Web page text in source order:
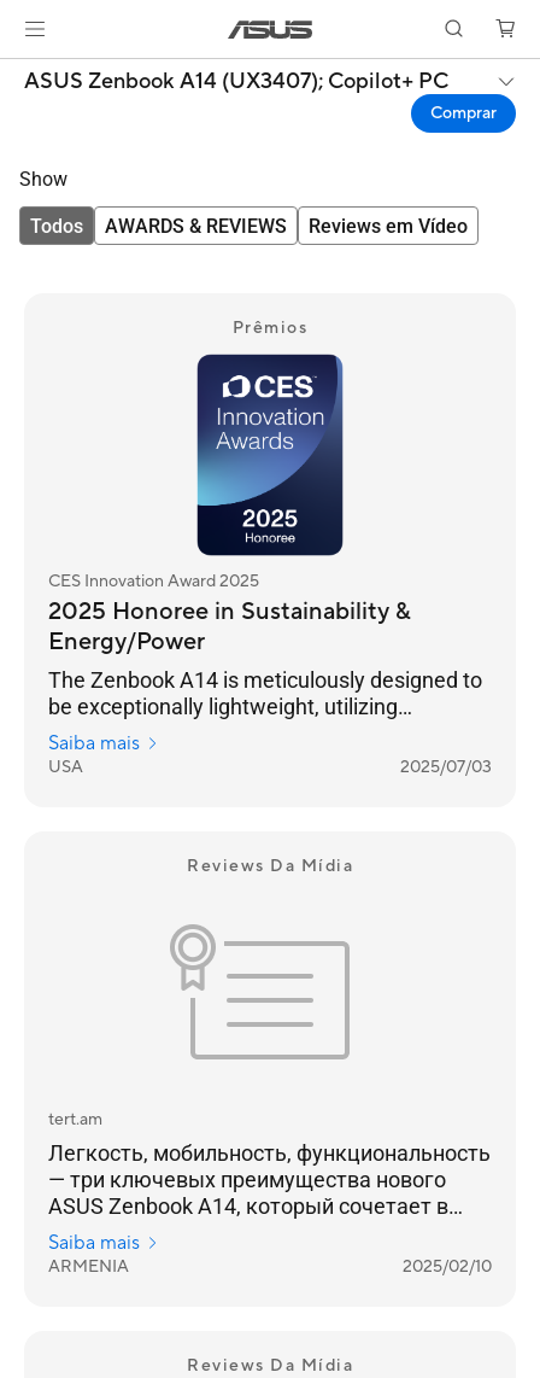
ASUS Zenbook A14 (UX3407); Copilot+ PC
Comprar
Show
Todos AWARDS & REVIEWS Reviews em Vídeo
Prêmios
CES Innovation Award 2025
2025 Honoree in Sustainability &
Energy/Power
The Zenbook A14 is meticulously designed to
be exceptionally lightweight, utilizing
advanced techniques both inside and out,
achieving an impressive weight of under 1 kg
Saiba mais
USA 2025/07/03
Reviews Da Mídia
tert.am
Легкость, мобильность, функциональность
— три ключевых преимущества нового
ASUS Zenbook A14, который сочетает в
себе инновационные технологии
искусственного интеллекта, длительное
Saiba mais
ARMENIA 2025/02/10
Reviews Da Mídia